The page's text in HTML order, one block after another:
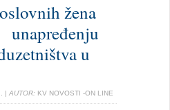
žena
u
| AUTOR: KV NOVOSTI -ON LINE